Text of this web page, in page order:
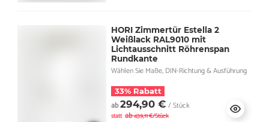
HORI Zimmertür Estella 2
Weißlack RAL9010 mit
Lichtausschnitt Röhrenspan
Rundkante
Wählen Sie Maße, DIN-Richtung & Ausführung
33% Rabatt
ab294,90 € / Stück
statt ab439,11 €/Stück